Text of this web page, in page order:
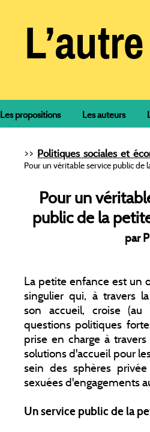
Les propositions Les auteurs
>> Politiques sociales et
Pour un véritable service public de
Pour un
public de la
par
La petite enfance est un
singulier qui, à travers
son accueil, croise (au
questions politiques
prise en charge à
solutions d'accueil pour
sein des sphères
sexuées d'engagements
Un service public de la